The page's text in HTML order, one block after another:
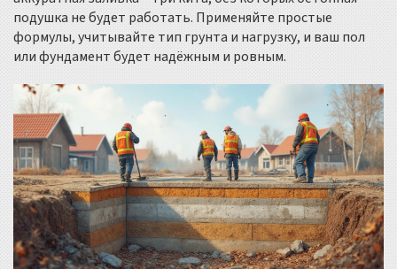
подушка не будет работать. Применяйте простые
формулы, учитывайте тип грунта и нагрузку, и ваш пол
или фундамент будет надёжным и ровным.